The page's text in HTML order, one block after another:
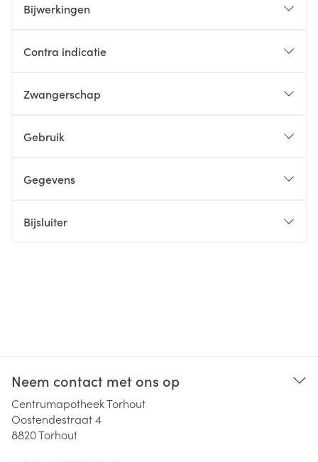
Bijwerkingen
Contra indicatie
Zwangerschap
Gebruik
Gegevens
Bijsluiter
Neem contact met ons op
Centrumapotheek Torhout
Oostendestraat 4
8820Torhout